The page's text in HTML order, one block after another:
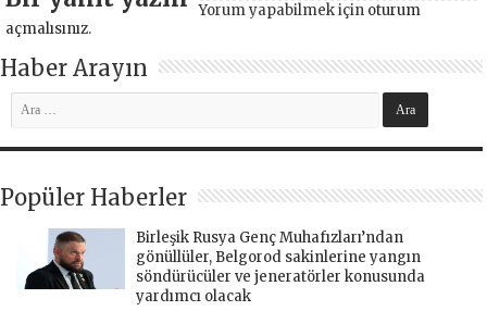
Yorum yapabilmek için oturum
açmalısınız.
Haber Arayın
Popüler Haberler
Birleşik Rusya Genç Muhafızları’ndan
gönüllüler, Belgorod sakinlerine yangın
söndürücüler ve jeneratörler konusunda
yardımcı olacak